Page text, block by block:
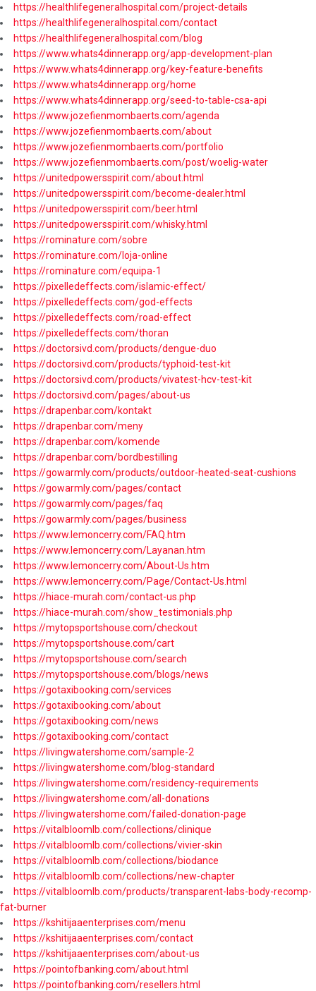
https://healthlifegeneralhospital.com/project-details
https://healthlifegeneralhospital.com/contact
https://healthlifegeneralhospital.com/blog
https://www.whats4dinnerapp.org/app-development-plan
https://www.whats4dinnerapp.org/key-feature-benefits
https://www.whats4dinnerapp.org/home
https://www.whats4dinnerapp.org/seed-to-table-csa-api
https://www.jozefienmombaerts.com/agenda
https://www.jozefienmombaerts.com/about
https://www.jozefienmombaerts.com/portfolio
https://www.jozefienmombaerts.com/post/woelig-water
https://unitedpowersspirit.com/about.html
https://unitedpowersspirit.com/become-dealer.html
https://unitedpowersspirit.com/beer.html
https://unitedpowersspirit.com/whisky.html
https://rominature.com/sobre
https://rominature.com/loja-online
https://rominature.com/equipa-1
https://pixelledeffects.com/islamic-effect/
https://pixelledeffects.com/god-effects
https://pixelledeffects.com/road-effect
https://pixelledeffects.com/thoran
https://doctorsivd.com/products/dengue-duo
https://doctorsivd.com/products/typhoid-test-kit
https://doctorsivd.com/products/vivatest-hcv-test-kit
https://doctorsivd.com/pages/about-us
https://drapenbar.com/kontakt
https://drapenbar.com/meny
https://drapenbar.com/komende
https://drapenbar.com/bordbestilling
https://gowarmly.com/products/outdoor-heated-seat-cushions
https://gowarmly.com/pages/contact
https://gowarmly.com/pages/faq
https://gowarmly.com/pages/business
https://www.lemoncerry.com/FAQ.htm
https://www.lemoncerry.com/Layanan.htm
https://www.lemoncerry.com/About-Us.htm
https://www.lemoncerry.com/Page/Contact-Us.html
https://hiace-murah.com/contact-us.php
https://hiace-murah.com/show_testimonials.php
https://mytopsportshouse.com/checkout
https://mytopsportshouse.com/cart
https://mytopsportshouse.com/search
https://mytopsportshouse.com/blogs/news
https://gotaxibooking.com/services
https://gotaxibooking.com/about
https://gotaxibooking.com/news
https://gotaxibooking.com/contact
https://livingwatershome.com/sample-2
https://livingwatershome.com/blog-standard
https://livingwatershome.com/residency-requirements
https://livingwatershome.com/all-donations
https://livingwatershome.com/failed-donation-page
https://vitalbloomlb.com/collections/clinique
https://vitalbloomlb.com/collections/vivier-skin
https://vitalbloomlb.com/collections/biodance
https://vitalbloomlb.com/collections/new-chapter
https://vitalbloomlb.com/products/transparent-labs-body-recomp-
fat-burner
https://kshitijaaenterprises.com/menu
https://kshitijaaenterprises.com/contact
https://kshitijaaenterprises.com/about-us
https://pointofbanking.com/about.html
https://pointofbanking.com/resellers.html